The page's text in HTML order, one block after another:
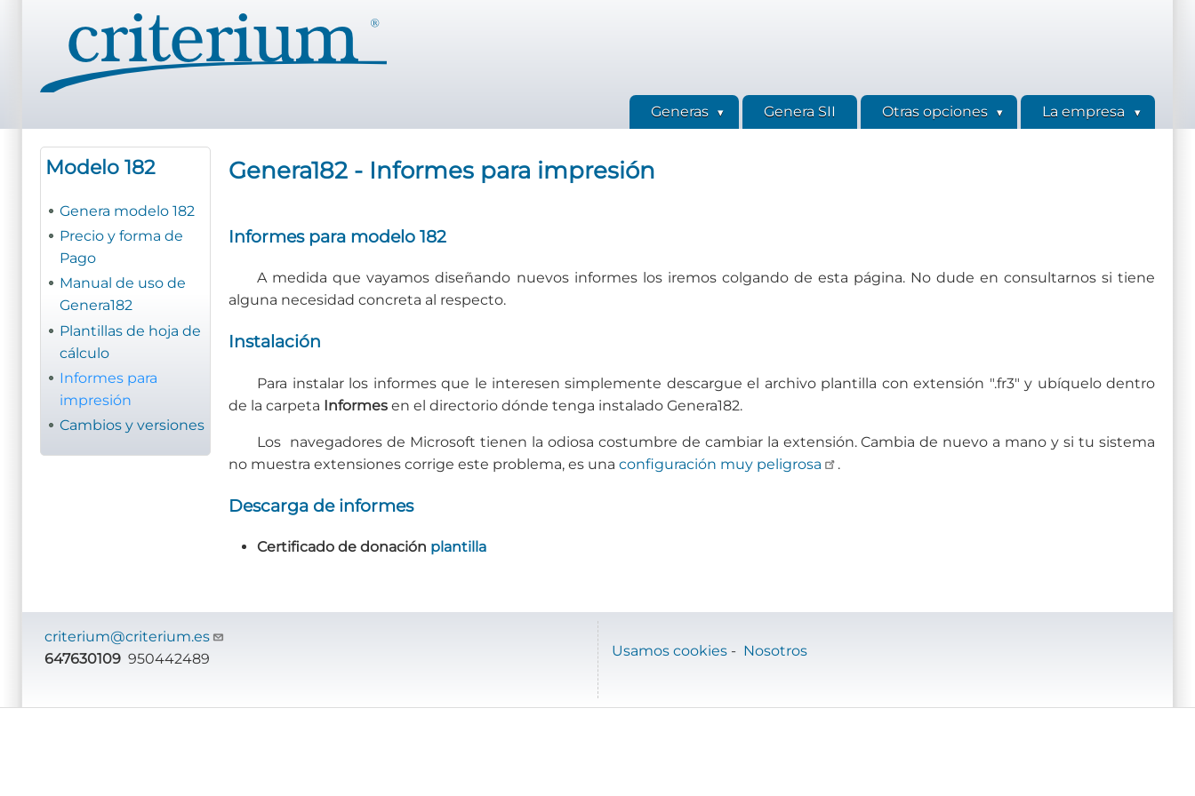
contenido
principal
Generas Genera SII Otras opciones La empresa
Modelo 182
Genera modelo 182
Precio y forma de
Pago
Manual de uso de
Genera182
Plantillas de hoja de
cálculo
Informes para
impresión
Cambios y versiones
Genera182 - Informes para impresión
Informes para modelo 182
A medida que vayamos diseñando nuevos informes los iremos colgando de esta página. No dude en consultarnos si tiene
alguna necesidad concreta al respecto.
Instalación
Para instalar los informes que le interesen simplemente descargue el archivo plantilla con extensión ".fr3" y ubíquelo dentro
de la carpeta Informes en el directorio dónde tenga instalado Genera182.
Los navegadores de Microsoft tienen la odiosa costumbre de cambiar la extensión. Cambia de nuevo a mano y si tu sistema
no muestra extensiones corrige este problema, es unaconfiguración muy peligrosa .
Descarga de informes
Certificado de donación plantilla
criterium@criterium.es
647630109 950442489 Usamos cookies - Nosotros